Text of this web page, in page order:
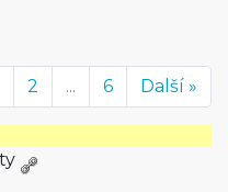
2 ... 6 Další »